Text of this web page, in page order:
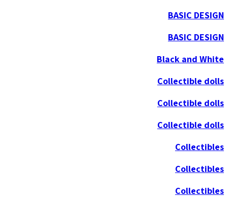
BASIC DESIGN
BASIC DESIGN
Black and White
Collectible dolls
Collectible dolls
Collectible dolls
Collectibles
Collectibles
Collectibles